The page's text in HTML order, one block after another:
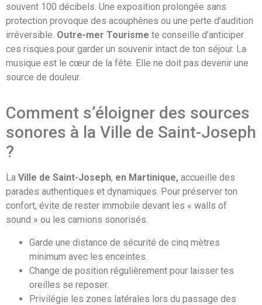
souvent 100 décibels. Une exposition prolongée sans
protection provoque des acouphènes ou une perte d’audition
irréversible. Outre-mer Tourisme te conseille d’anticiper
ces risques pour garder un souvenir intact de ton séjour. La
musique est le cœur de la fête. Elle ne doit pas devenir une
source de douleur.
Comment s’éloigner des sources
sonores à la Ville de Saint-Joseph
?
La Ville de Saint-Joseph, en Martinique, accueille des
parades authentiques et dynamiques. Pour préserver ton
confort, évite de rester immobile devant les « walls of
sound » ou les camions sonorisés.
Garde une distance de sécurité de cinq mètres
minimum avec les enceintes.
Change de position régulièrement pour laisser tes
oreilles se reposer.
Privilégie les zones latérales lors du passage des